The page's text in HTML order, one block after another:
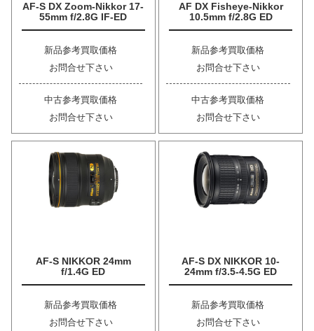
AF-S DX Zoom-Nikkor 17-
55mm f/2.8G IF-ED
新品参考買取価格
お問合せ下さい
中古参考買取価格
お問合せ下さい
AF DX Fisheye-Nikkor
10.5mm f/2.8G ED
新品参考買取価格
お問合せ下さい
中古参考買取価格
お問合せ下さい
AF-S NIKKOR 24mm
f/1.4G ED
新品参考買取価格
お問合せ下さい
AF-S DX NIKKOR 10-
24mm f/3.5-4.5G ED
新品参考買取価格
お問合せ下さい